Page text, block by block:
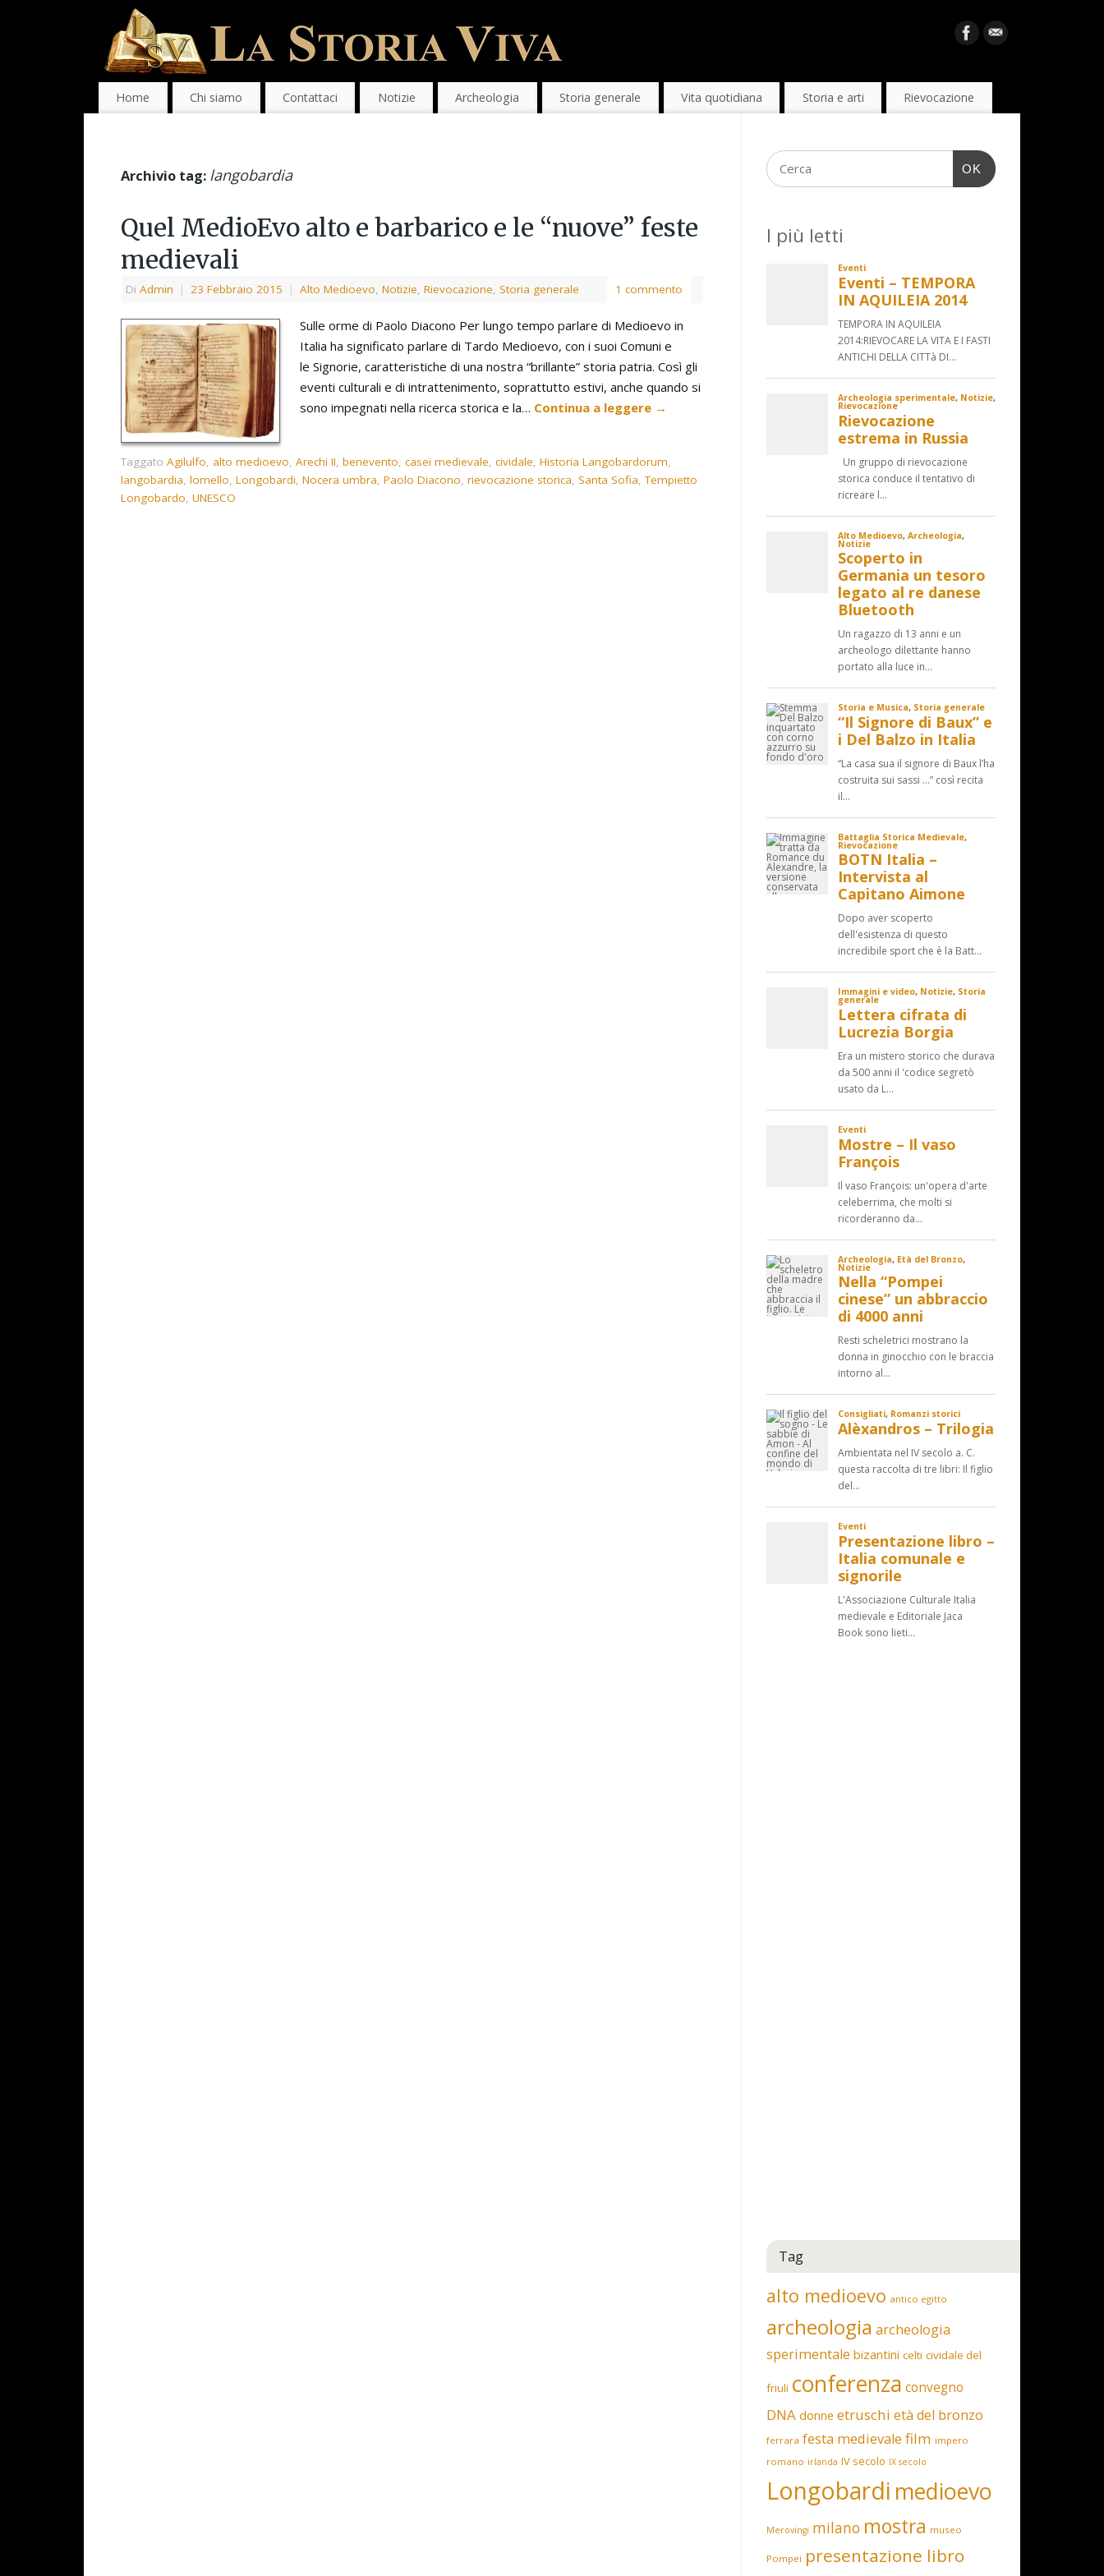
Home Chi siamo Contattaci Notizie Archeologia Storia generale Vita quotidiana Storia e arti Rievocazione
Archivio tag: langobardia
Quel MedioEvo alto e barbarico e le “nuove” feste
medievali
Di Admin | 23 Febbraio 2015 | Alto Medioevo, Notizie, Rievocazione, Storia generale 1 commento
Sulle orme di Paolo Diacono Per lungo tempo parlare di Medioevo in
Italia ha significato parlare di Tardo Medioevo, con i suoi Comuni e
le Signorie, caratteristiche di una nostra “brillante” storia patria. Così gli
eventi culturali e di intrattenimento, soprattutto estivi, anche quando si
sono impegnati nella ricerca storica e la… Continua a leggere →
Taggato Agilulfo, alto medioevo, Arechi II, benevento, casei medievale, cividale, Historia Langobardorum,
langobardia, lomello, Longobardi, Nocera umbra, Paolo Diacono, rievocazione storica, Santa Sofia,Tempietto
Longobardo, UNESCO
OK
I più letti
Tag
alto medioevo antico egitto
archeologia archeologia
sperimentale bizantini celti cividale del
friuli conferenza convegno
DNA donne etruschi età del bronzo
ferrara festa medievale film impero
romano irlanda IV secolo IX secolo
Longobardi medioevo
Merovingi milano mostra museo
Pompei presentazione libro